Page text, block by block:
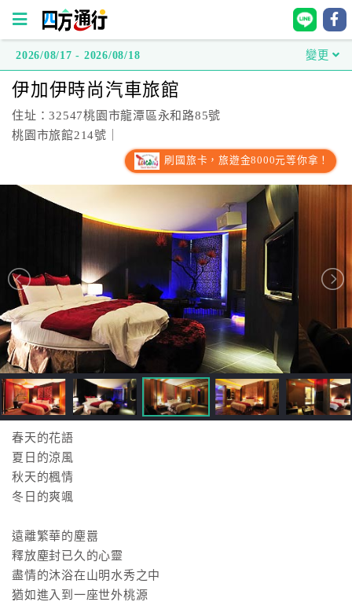
方
通
行
房
直
接
跟
飯
店
訂
房
HOT
色
民
宿
2026/08/17 - 2026/08/18 變更
伊加伊時尚汽車旅館
住址：32547桃園市龍潭區永和路85號
桃園市旅館214號｜
刷國旅卡，旅遊金8000元等你拿！
春天的花語
夏日的涼風
秋天的楓情
冬日的爽颯
遠離繁華的塵囂
釋放塵封已久的心靈
盡情的沐浴在山明水秀之中
猶如進入到一座世外桃源